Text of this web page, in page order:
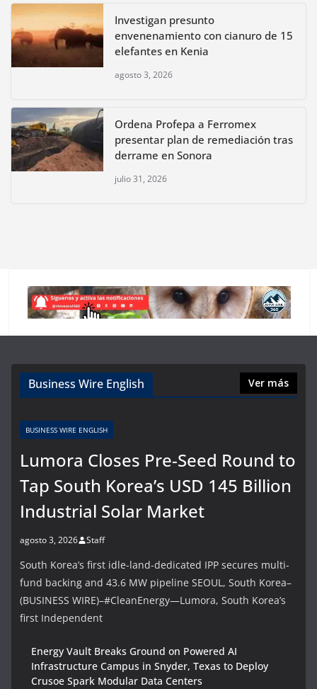
Investigan presunto
envenenamiento con cianuro de 15
elefantes en Kenia
agosto 3, 2026
Ordena Profepa a Ferromex
presentar plan de remediación tras
derrame en Sonora
julio 31, 2026
Business Wire English Ver más
BUSINESS WIRE ENGLISH
Lumora Closes Pre-Seed Round to
Tap South Korea’s USD 145 Billion
Industrial Solar Market
agosto 3, 2026 Staff
South Korea’s first idle-land-dedicated IPP secures multi-
fund backing and 43.6 MW pipeline SEOUL, South Korea–
(BUSINESS WIRE)–#CleanEnergy—Lumora, South Korea’s
first Independent
Energy Vault Breaks Ground on Powered AI
Infrastructure Campus in Snyder, Texas to Deploy
Crusoe Spark Modular Data Centers